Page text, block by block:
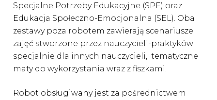
Specjalne Potrzeby Edukacyjne (SPE) oraz
Edukacja Społeczno-Emocjonalna (SEL). Oba
zestawy poza robotem zawierają scenariusze
zajęć stworzone przez nauczycieli-praktyków
specjalnie dla innych nauczycieli, tematyczne
maty do wykorzystania wraz z fiszkami.
Robot obsługiwany jest za pośrednictwem